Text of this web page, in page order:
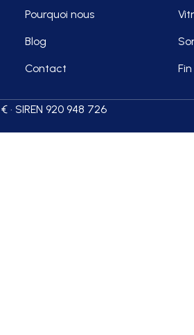
Pourquoi nous
Blog
Contact
SIREN 920 948 726